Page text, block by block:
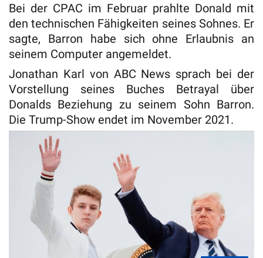
Bei der CPAC im Februar prahlte Donald mit
den technischen Fähigkeiten seines Sohnes. Er
sagte, Barron habe sich ohne Erlaubnis an
seinem Computer angemeldet.
Jonathan Karl von ABC News sprach bei der
Vorstellung seines Buches Betrayal über
Donalds Beziehung zu seinem Sohn Barron.
Die Trump-Show endet im November 2021.